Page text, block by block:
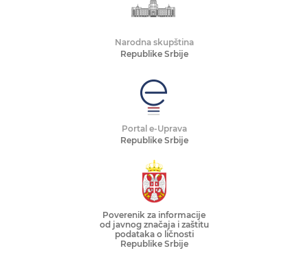
Narodna skupština
Republike Srbije
Portal e-Uprava
Republike Srbije
Poverenik za informacije
od javnog značaja i zaštitu
podataka o ličnosti
Republike Srbije